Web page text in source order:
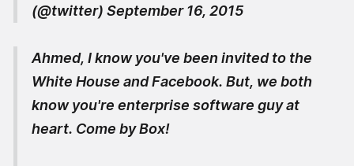
(@twitter) September 16, 2015
Ahmed, I know you've been invited to the
White House and Facebook. But, we both
know you're enterprise software guy at
heart. Come by Box!